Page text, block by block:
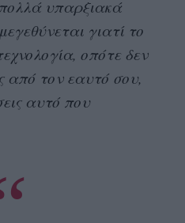
υπαρξιακά
γιατί το
οπότε δεν
από τον εαυτό σου,
αυτό που